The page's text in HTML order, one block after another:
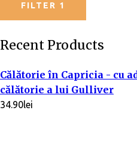
FILTER 1
Recent Products
Călătorie în Capricia - cu
călătorie a lui Gulliver
34.90lei